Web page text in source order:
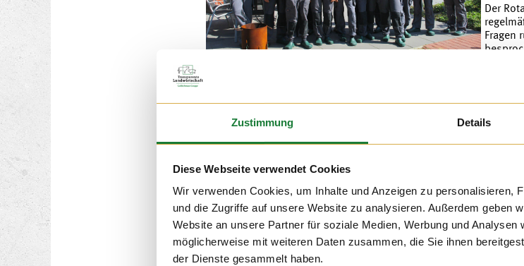
Zustimmung Details
Diese Webseite verwendet Cookies
Wir verwenden Cookies, um Inhalte und Anzeigen zu personalisieren,
und die Zugriffe auf unsere Website zu analysieren. Außerdem geben
Website an unsere Partner für soziale Medien, Werbung und
möglicherweise mit weiteren Daten zusammen, die Sie ihnen
der Dienste gesammelt haben.
Der
Fragen
02. SEP 2018
„Wissen wo es herkommt“ war das Motto des
Combi-Marktes aus Bösel. Gerne haben wir
den Kolleginnen und Kollegen des Marktes
über die Tierhaltung auf den Goldschmaus
Betrieben informiert. So können sie diese
Infomationen auch direkt an den Kunden
weitergeben.